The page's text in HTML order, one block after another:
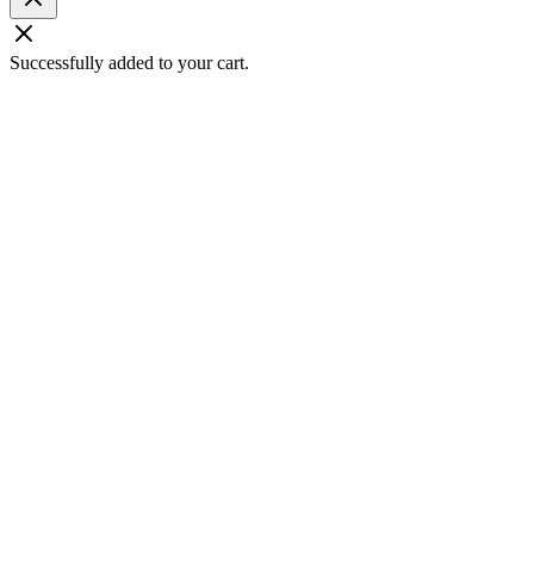
Successfully added to your cart.